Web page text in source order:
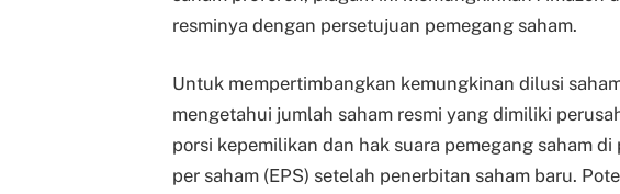
resminya dengan persetujuan pemegang saham.
Untuk mempertimbangkan kemungkinan dilusi
mengetahui jumlah saham resmi yang dimiliki
porsi kepemilikan dan hak suara pemegang saham
per saham (EPS) setelah penerbitan saham baru.